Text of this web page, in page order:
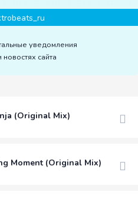
уведомления
сайта
(Original Mix)
Moment (Original Mix)